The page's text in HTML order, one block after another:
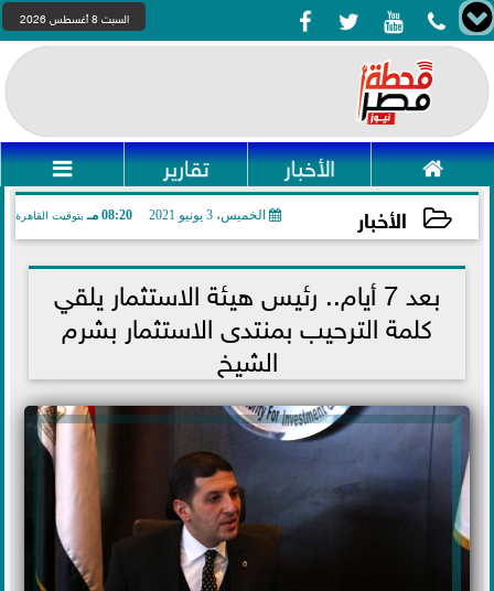
    السبت 8 أغسطس 2026
 الأخبار تقارير 
الأخبار الخميس، 3 يونيو 2021 08:20 مـ بتوقيت القاهرة
2021-06-03 20:20:55 بعد 7 أيام.. رئيس هيئة الاستثمار يلقي
كلمة الترحيب بمنتدى الاستثمار بشرم
الشيخ